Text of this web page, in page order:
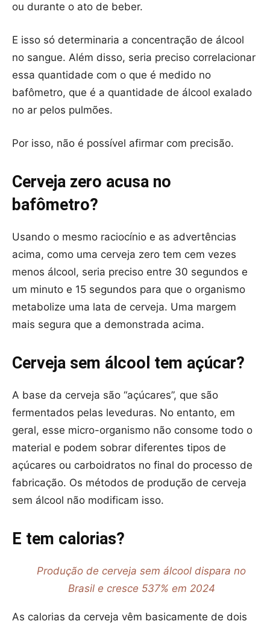
ou durante o ato de beber.
E isso só determinaria a concentração de álcool
no sangue. Além disso, seria preciso correlacionar
essa quantidade com o que é medido no
bafômetro, que é a quantidade de álcool exalado
no ar pelos pulmões.
Por isso, não é possível afirmar com precisão.
Cerveja zero acusa no
bafômetro?
Usando o mesmo raciocínio e as advertências
acima, como uma cerveja zero tem cem vezes
menos álcool, seria preciso entre 30 segundos e
um minuto e 15 segundos para que o organismo
metabolize uma lata de cerveja. Uma margem
mais segura que a demonstrada acima.
Cerveja sem álcool tem açúcar?
A base da cerveja são “açúcares”, que são
fermentados pelas leveduras. No entanto, em
geral, esse micro-organismo não consome todo o
material e podem sobrar diferentes tipos de
açúcares ou carboidratos no final do processo de
fabricação. Os métodos de produção de cerveja
sem álcool não modificam isso.
E tem calorias?
Produção de cerveja sem álcool dispara no
Brasil e cresce 537% em 2024
As calorias da cerveja vêm basicamente de dois